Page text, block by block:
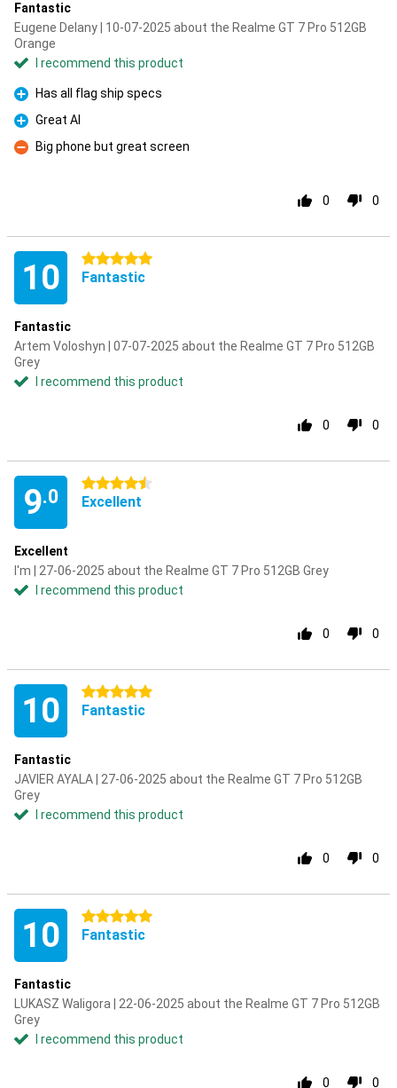
Fantastic
Eugene Delany | 10-07-2025 about the Realme GT 7 Pro 512GB
Orange
I recommend this product
Pro
Has all flag ship specs
Pro
Great AI
Con
Big phone but great screen
0 0
10 5 stars
Fantastic
Fantastic
Artem Voloshyn | 07-07-2025 about the Realme GT 7 Pro 512GB
Grey
I recommend this product
0 0
9.0
4.5 stars
Excellent
Excellent
I'm | 27-06-2025 about the Realme GT 7 Pro 512GB Grey
I recommend this product
0 0
10 5 stars
Fantastic
Fantastic
JAVIER AYALA | 27-06-2025 about the Realme GT 7 Pro 512GB
Grey
I recommend this product
0 0
10 5 stars
Fantastic
Fantastic
LUKASZ Waligora | 22-06-2025 about the Realme GT 7 Pro 512GB
Grey
I recommend this product
0 0